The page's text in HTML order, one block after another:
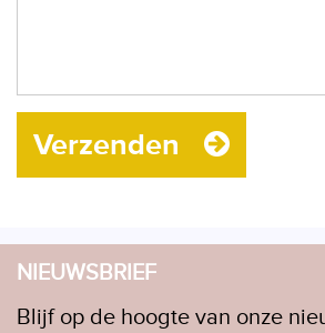
Verzenden
NIEUWSBRIEF
Blijf op de hoogte van onze